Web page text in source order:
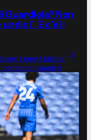
Guardiola? Non
E c'è il
i nuovi talenti"
stranieri